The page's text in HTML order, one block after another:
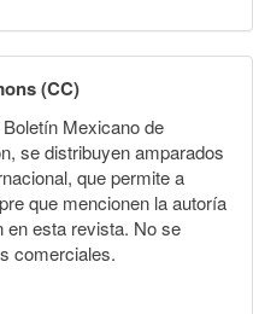
(CC)
Mexicano de
se distribuyen amparados
que permite a
que mencionen la autoría
en esta revista. No se
comerciales.